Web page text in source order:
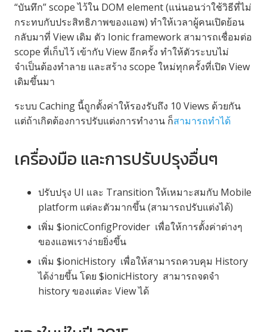
“บันทึก” scope ไว้ใน DOM element (แน่นอนว่าใช้วิธีที่ไม่
กระทบกับประสิทธิภาพของแอพ)​ ทำให้เวลาผู้คนเปิดย้อน
กลับมาที่ View เดิม ตัว Ionic framework สามารถเชื่อมต่อ
scope ที่เก็บไว้ เข้ากับ View อีกครั้ง ทำให้ตัวระบบไม่
จำเป็นต้องทำลาย และสร้าง scope ใหม่ทุกครั้งที่เปิด View
เดิมขึ้นมา
ระบบ Caching นี้ถูกตั้งค่าให้รองรับถึง 10 Views ด้วยกัน
แต่ถ้าเกิดต้องการปรับแต่งการทำงาน ก็สามารถทำได้
เครื่องมือ และการปรับปรุงอื่นๆ
ปรับปรุง UI และ Transition ให้เหมาะสมกับ Mobile
platform แต่ละตัวมากขึ้น (สามารถปรับแต่งได้)
เพิ่ม $ionicConfigProvider เพื่อให้การตั้งค่าต่างๆ
ของแอพเราง่ายยิ่งขึ้น
เพิ่ม $ionicHistory เพื่อให้สามารถควบคุม History
ได้ง่ายขึ้น โดย $ionicHistory สามารถจดจำ
history ของแต่ละ View ได้